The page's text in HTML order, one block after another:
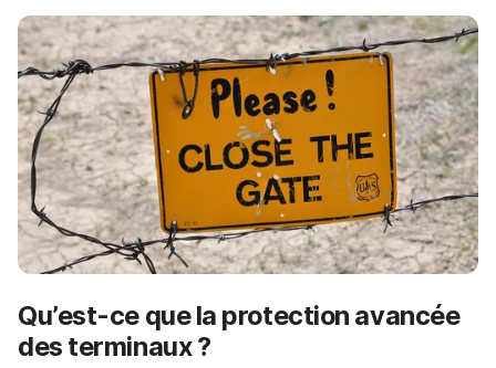
a
l
e
n
t
Qu’est-ce que la protection avancée
des terminaux ?